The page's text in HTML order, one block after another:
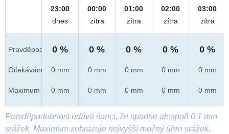
Pravděpod.
Očekáváno
Maximum
23:00
dnes
0 %
0 mm
0 mm
00:00
zítra
0 %
0 mm
0 mm
01:00
zítra
0 %
0 mm
0 mm
02:00
zítra
0 %
0 mm
0 mm
03:00
zítra
0 %
0 mm
0 mm
Pravděpodobnost udává šanci, že spadne alespoň 0,1 mm
srážek. Maximum zobrazuje nejvyšší možný úhrn srážek,